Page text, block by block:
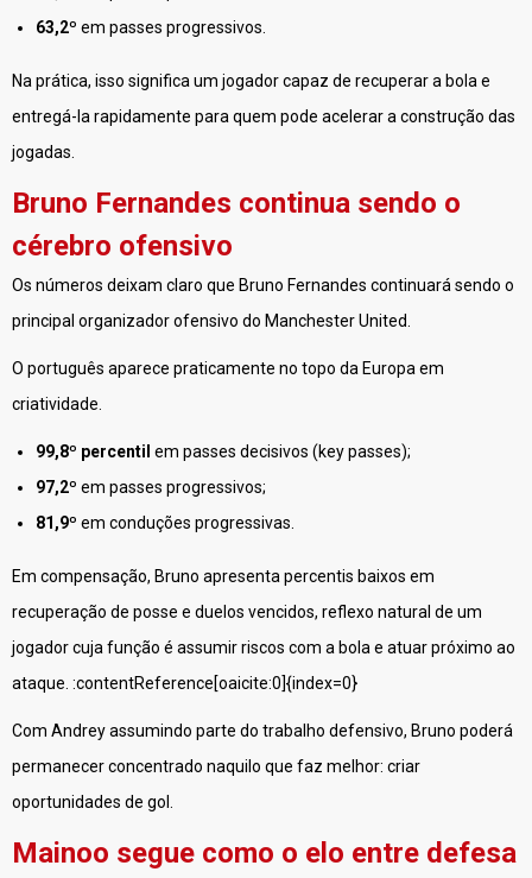
63,2º em passes progressivos.
Na prática, isso significa um jogador capaz de recuperar a bola e
entregá-la rapidamente para quem pode acelerar a construção das
jogadas.
Bruno Fernandes continua sendo o
cérebro ofensivo
Os números deixam claro que Bruno Fernandes continuará sendo o
principal organizador ofensivo do Manchester United.
O português aparece praticamente no topo da Europa em
criatividade.
99,8º percentil em passes decisivos (key passes);
97,2º em passes progressivos;
81,9º em conduções progressivas.
Em compensação, Bruno apresenta percentis baixos em
recuperação de posse e duelos vencidos, reflexo natural de um
jogador cuja função é assumir riscos com a bola e atuar próximo ao
ataque. :contentReference[oaicite:0]{index=0}
Com Andrey assumindo parte do trabalho defensivo, Bruno poderá
permanecer concentrado naquilo que faz melhor: criar
oportunidades de gol.
Mainoo segue como o elo entre defesa